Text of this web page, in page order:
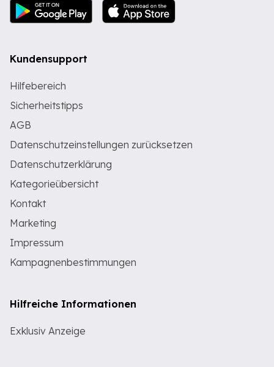
Kundensupport
Hilfebereich
Sicherheitstipps
AGB
Datenschutzeinstellungen zurücksetzen
Datenschutzerklärung
Kategorieübersicht
Kontakt
Marketing
Impressum
Kampagnenbestimmungen
Hilfreiche Informationen
Exklusiv Anzeige